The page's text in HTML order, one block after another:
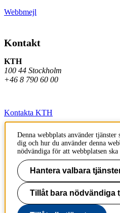
Webbmejl
Kontakt
KTH
100 44 Stockholm
+46 8 790 60 00
Kontakta KTH
Jobba på KTH
Press och media
Faktura och betalning KTH
Om KTH:s webbplatser
Tillgänglighetsredogörelse
Denna webbplats använder
dig och hur du använder denna
nödvändiga för att webbplatsen
Hantera valbara
Tillåt bara nödvändiga